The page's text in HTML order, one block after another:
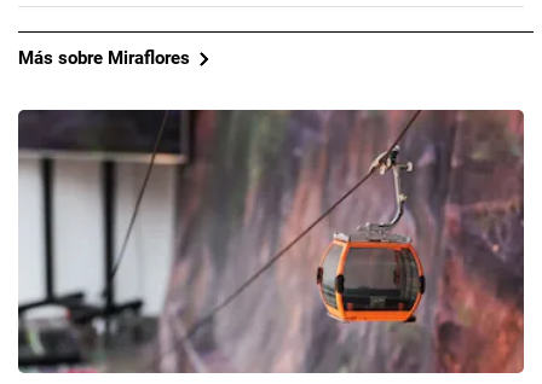
Más sobre Miraflores